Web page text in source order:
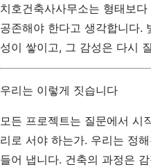
치호건축사사무소는 형태보
공존해야 한다고 생각합니다.
성이 쌓이고, 그 감성은 다시
우리는 이렇게 짓습니다
모든 프로젝트는 질문에서 시
리로 서야 하는가. 우리는 정
들어 냅니다. 건축의 과정은